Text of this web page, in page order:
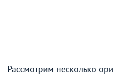
Рассмотрим несколько